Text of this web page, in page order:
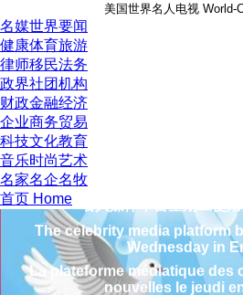
美国世界名人电视 World-
名媒世界要闻
健康体育旅游
律师移民法务
政界社团机构
财政金融经济
企业商务贸易
科技文化教育
音乐时尚艺术
名家名企名牧
首页 Home
تبث الأخبار يوم الاثنين باللغة العربي
The celebrity media platform
Wednesday in
La plateforme médiatique des
nouvelles le jeudi